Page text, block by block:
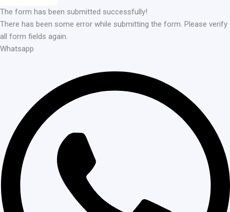
The form has been submitted successfully!
There has been some error while submitting the form. Please verify
all form fields again.
Whatsapp